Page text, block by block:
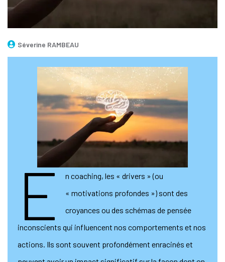
Séverine RAMBEAU
E
n coaching, les « drivers » (ou
« motivations profondes ») sont des
croyances ou des schémas de pensée
inconscients qui influencent nos comportements et nos
actions. Ils sont souvent profondément enracinés et